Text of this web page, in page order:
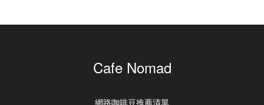
Cafe Nomad
網路咖啡豆推薦清單